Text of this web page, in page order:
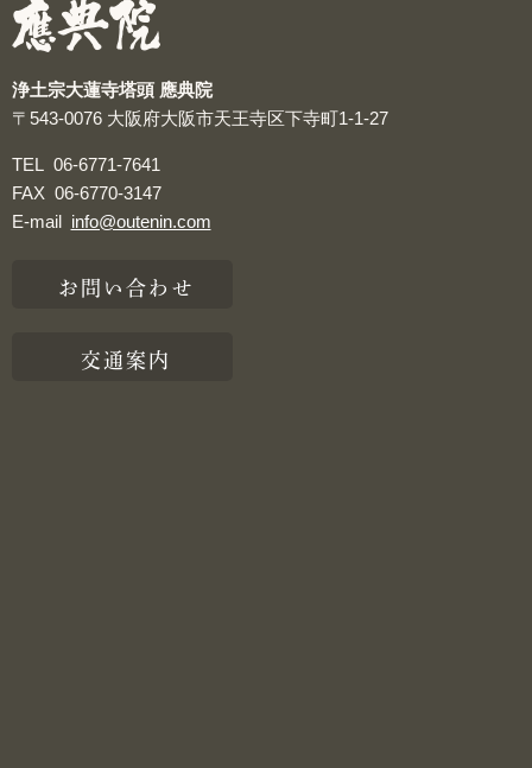
浄土宗大蓮寺塔頭 應典院
〒543-0076 大阪府大阪市天王寺区下寺町1-1-27
TEL 06-6771-7641
FAX 06-6770-3147
E-mail info@outenin.com
お問い合わせ
交通案内